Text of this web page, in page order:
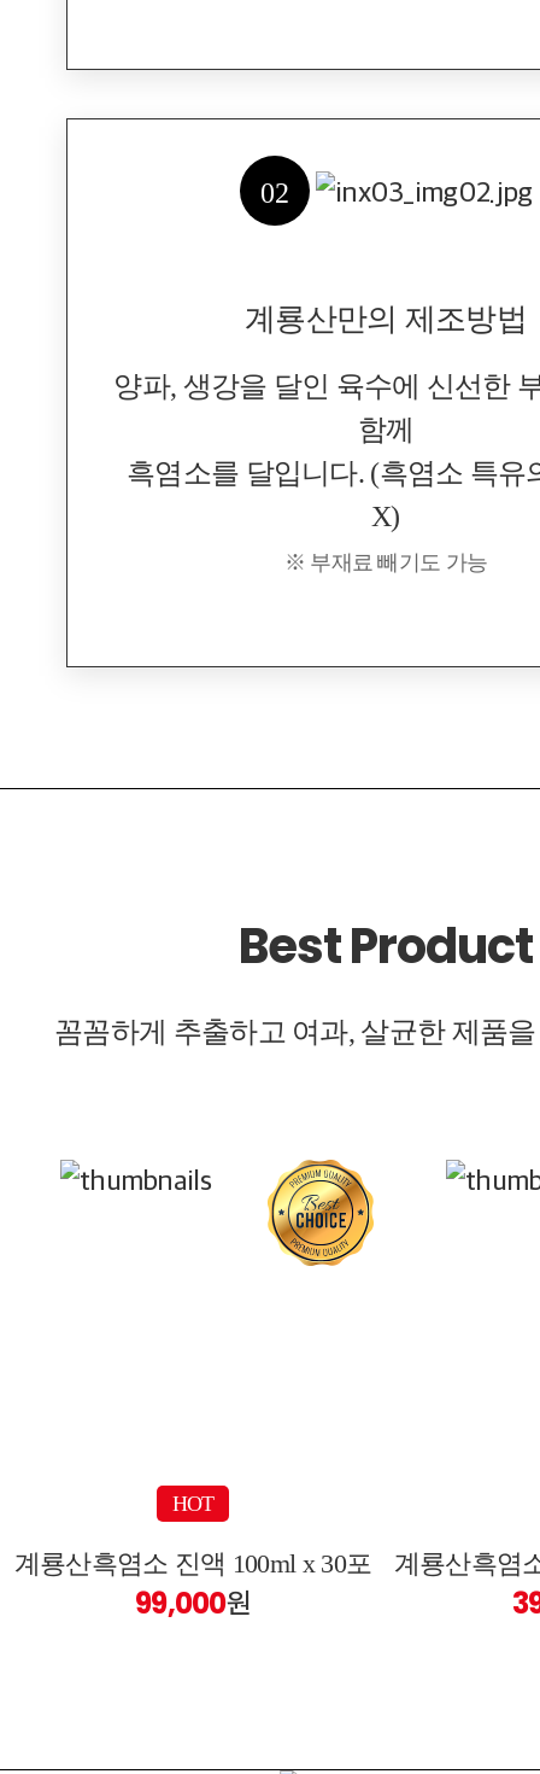
02
계룡산만의 제조방법
양파, 생강을 달인 육수에 신선한
함께
흑염소를 달입니다. (흑염소 특유
X)
※ 부재료 빼기도 가능
Best Product
꼼꼼하게 추출하고 여과, 살균한 제품
HOT
계룡산흑염소 진액 100ml x 30포
99,000원
계룡산흑염